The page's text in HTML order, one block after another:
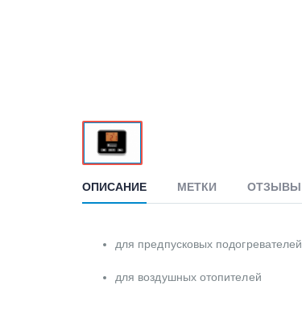
ОПИСАНИЕ МЕТКИ ОТЗЫВЫ
для предпусковых подогревателей
для воздушных отопителей